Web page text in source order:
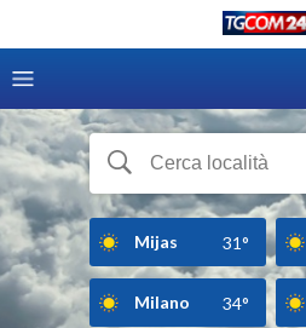
Mijas 31°
Milano 34°